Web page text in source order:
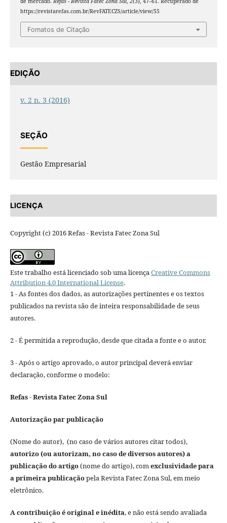
https://revistarefas.com.br/RevFATECZS/article/view/55
Fomatos de Citação
EDIÇÃO
v. 2 n. 3 (2016)
SEÇÃO
Gestão Empresarial
LICENÇA
Copyright (c) 2016 Refas - Revista Fatec Zona Sul
Este trabalho está licenciado sob uma licençaCreative Commons
Attribution 4.0 International License.
1 - As fontes dos dados, as autorizações pertinentes e os textos
publicados na revista são de inteira responsabilidade de seus
autores.
2 - É permitida a reprodução, desde que citada a fonte e o autor.
3 - Após o artigo aprovado, o autor principal deverá enviar
declaração, conforme o modelo:
Refas - Revista Fatec Zona Sul
Autorização par publicação
(Nome do autor), (no caso de vários autores citar todos),
autorizo (ou autorizam, no caso de diversos autores) a
publicação do artigo(nome do artigo), comexclusividade para
a primeira publicaçãopela Revista Fatec Zona Sul, em meio
eletrônico.
A contribuição é original e inédita, e não está sendo avaliada